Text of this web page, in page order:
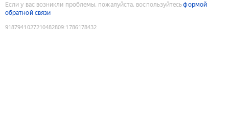
Если у вас возникли проблемы, пожалуйста, воспользуйтесьформой
обратной связи
9187941027210482809:1786178432